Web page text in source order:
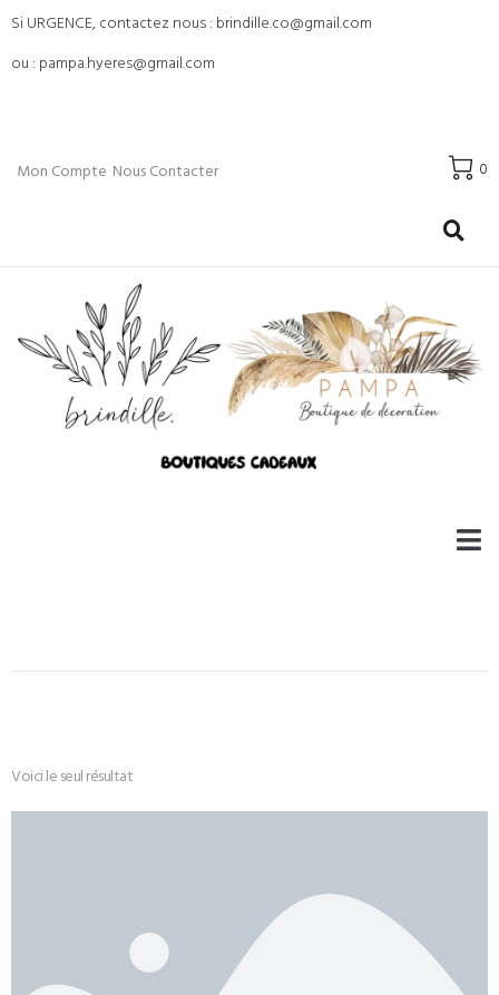
Si URGENCE, contactez nous : brindille.co@gmail.com
ou : pampa.hyeres@gmail.com
Mon Compte Nous Contacter 0
Voici le seul résultat